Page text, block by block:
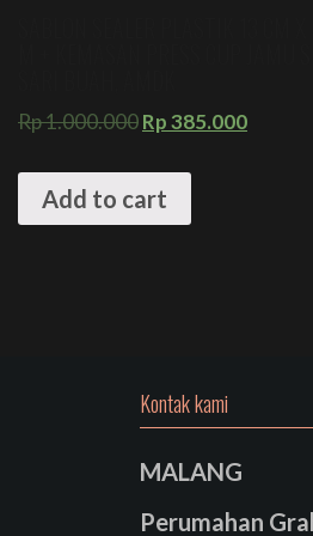
Rp1.000.000Rp385.000
Add to cart
Kontak kami
MALANG
Perumahan